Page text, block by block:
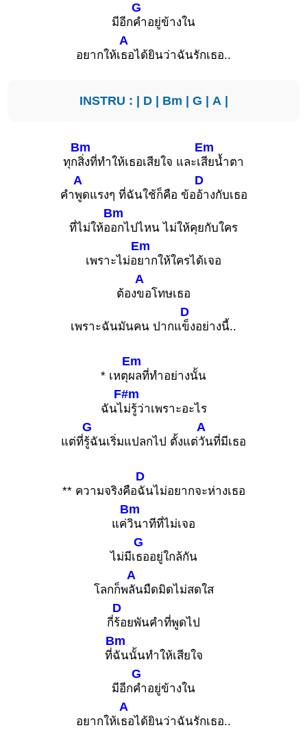
มีอีก
G
คำอยู่ข้างใน
อยากให้เ
A
ธอได้ยินว่าฉันรักเธอ..
INSTRU : | D| Bm | G | A |
ทุก
Bm
สิ่งที่ทำให้เธอเสียใจ และเ
Em
สียน้ำตา
คำ
A
พูดแรงๆ ที่ฉันใช้ก็คือ ข้อ
D
อ้างกับเธอ
ที่ไม่ให้อ
Bm
อกไปไหน ไม่ให้คุยกับใคร
เพราะไม่อ
Em
ยากให้ใครได้เจอ
ต้อง
A
ขอโทษเธอ
เพราะฉันมันคน ปากแ
D
ข็งอย่างนี้..
* เหตุ
Em
ผลที่ทำอย่างนั้น
ฉันไ
F#m
ม่รู้ว่าเพราะอะไร
แต่ที่
G
รู้ฉันเริ่มแปลกไป ตั้งแต่
A
วันที่มีเธอ
** ความจริงคือ
D
ฉันไม่อยากจะห่างเธอ
แค่
Bm
วินาทีที่ไม่เจอ
ไม่มีเ
G
ธออยู่ใกล้กัน
โลกก็พ
A
ลันมืดมิดไม่สดใส
กี่
D
ร้อยพันคำที่พูดไป
ที่
Bm
ฉันนั้นทำให้เสียใจ
มีอีก
G
คำอยู่ข้างใน
อยากให้เ
A
ธอได้ยินว่าฉันรักเธอ..